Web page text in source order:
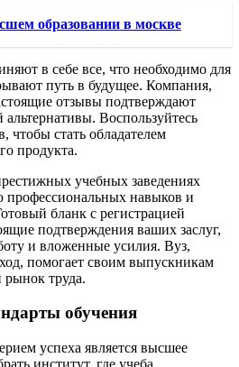
образовании в москве
в себе все, что необходимо для
путь в будущее. Компания,
отзывы подтверждают
Воспользуйтесь
чтобы стать обладателем
продукта.
учебных заведениях
профессиональных навыков и
бланк с регистрацией
подтверждения ваших заслуг,
и вложенные усилия. Вуз,
помогает своим выпускникам
рынок труда.
обучения
успеха является высшее
институт, где учеба,